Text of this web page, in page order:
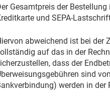
Gesamtpreis der
und SEPA-
abweichend ist bei der
auf das in der
dass der
sind
werden in der